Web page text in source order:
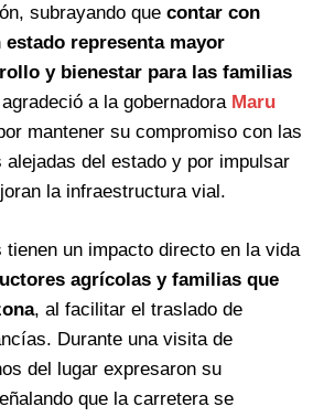
subrayando que contar con
estado representa mayor
y bienestar para las familias
a la gobernadora Maru
mantener su compromiso con las
alejadas del estado y por impulsar
la infraestructura vial.
tienen un impacto directo en la vida
agrícolas y familias que
, al facilitar el traslado de
Durante una visita de
del lugar expresaron su
que la carretera se